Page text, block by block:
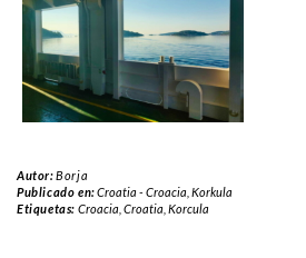
Autor:Borja
Publicado en:Croatia - Croacia ,Korkula
Etiquetas: Croacia Croatia Korcula